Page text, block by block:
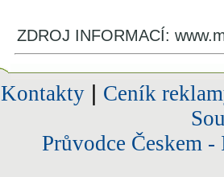
ZDROJ INFORMACÍ:
Kontakty| Ceník
Průvodce Českem